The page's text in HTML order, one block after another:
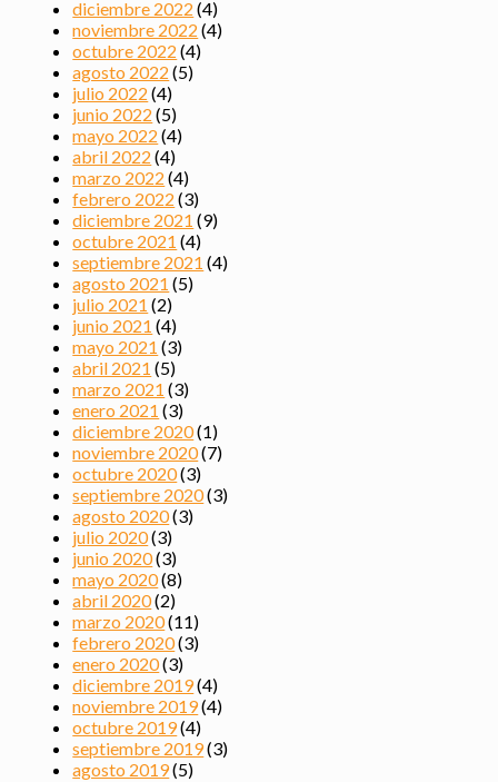
diciembre 2022 (4)
noviembre 2022 (4)
octubre 2022 (4)
agosto 2022 (5)
julio 2022 (4)
junio 2022 (5)
mayo 2022 (4)
abril 2022 (4)
marzo 2022 (4)
febrero 2022 (3)
diciembre 2021 (9)
octubre 2021 (4)
septiembre 2021 (4)
agosto 2021 (5)
julio 2021 (2)
junio 2021 (4)
mayo 2021 (3)
abril 2021 (5)
marzo 2021 (3)
enero 2021 (3)
diciembre 2020(1)
noviembre 2020(7)
octubre 2020(3)
septiembre 2020(3)
agosto 2020(3)
julio 2020(3)
junio 2020(3)
mayo 2020(8)
abril 2020(2)
marzo 2020(11)
febrero 2020(3)
enero 2020(3)
diciembre 2019(4)
noviembre 2019(4)
octubre 2019(4)
septiembre 2019(3)
agosto 2019(5)